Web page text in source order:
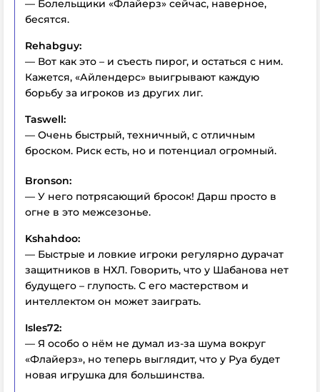
— Болельщики «Флайерз» сейчас, наверное,
бесятся.
Rehabguy:
— Вот как это – и съесть пирог, и остаться с ним.
Кажется, «Айлендерс» выигрывают каждую
борьбу за игроков из других лиг.
Taswell:
— Очень быстрый, техничный, с отличным
броском. Риск есть, но и потенциал огромный.
Bronson:
— У него потрясающий бросок! Дарш просто в
огне в это межсезонье.
Kshahdoo:
— Быстрые и ловкие игроки регулярно дурачат
защитников в НХЛ. Говорить, что у Шабанова нет
будущего – глупость. С его мастерством и
интеллектом он может заиграть.
Isles72:
— Я особо о нём не думал из-за шума вокруг
«Флайерз», но теперь выглядит, что у Руа будет
новая игрушка для большинства.